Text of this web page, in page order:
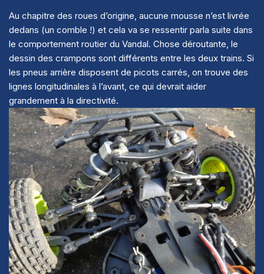
Au chapitre des roues d’origine, aucune mousse n’est livrée
dedans (un comble !) et cela va se ressentir parla suite dans
le comportement routier du Vandal. Chose déroutante, le
dessin des crampons sont différents entre les deux trains. Si
les pneus arrière disposent de picots carrés, on trouve des
lignes longitudinales à l’avant, ce qui devrait aider
grandement à la directivité.